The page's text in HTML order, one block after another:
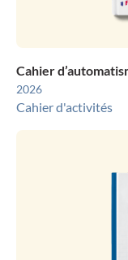
Cahier
2026
Cahier d'activités